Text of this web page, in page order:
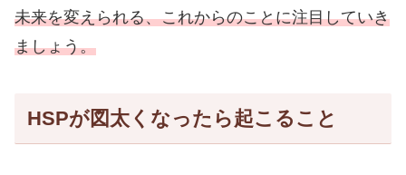
未来を変えられる、これからのことに注目していき
ましょう。
HSPが図太くなったら起こること